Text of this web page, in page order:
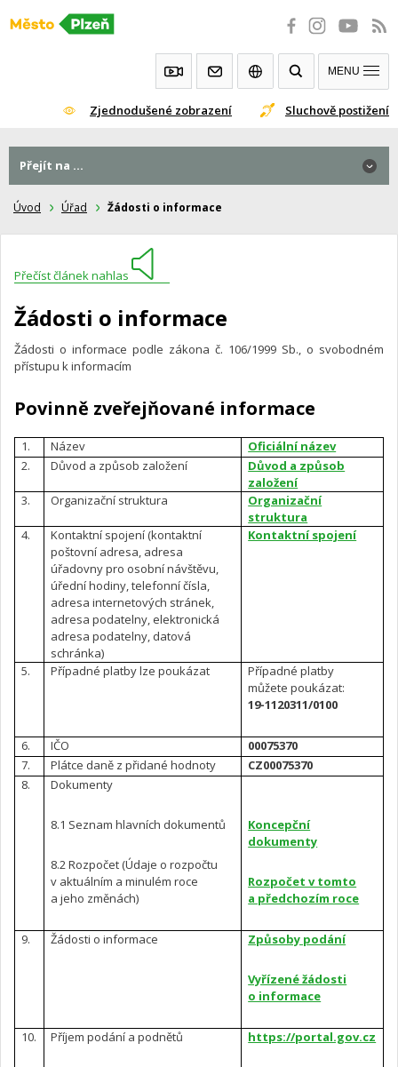
Přeskočit
Zjednodušené zobrazení Sluchově postižení
MENU
Úvod Úřad Žádosti o informace
Přečíst článek nahlas
Žádosti o informace
Žádosti o informace podle zákona č. 106/1999 Sb., o svobodném
přístupu k informacím
Povinně zveřejňované informace
1. Název
Oficiální název
2.
Důvod a způsob založení
Důvod a způsob
založení
3.
Organizační struktura
Organizační
struktura
4.
Kontaktní spojení (kontaktní
poštovní adresa, adresa
úřadovny pro osobní návštěvu,
úřední hodiny, telefonní čísla,
adresa internetových stránek,
adresa podatelny, elektronická
adresa podatelny, datová
schránka)
Kontaktní spojení
5. Případné platby lze poukázat
Případné platby
můžete poukázat:
19-1120311/0100
6. IČO
00075370
7.
Plátce daně z přidané hodnoty
CZ00075370
8.
Dokumenty
8.1 Seznam hlavních dokumentů
8.2 Rozpočet (Údaje o rozpočtu
v aktuálním a minulém roce
a jeho změnách)
Koncepční
dokumenty
Rozpočet v tomto
a předchozím roce
9. Žádosti o informace Způsoby podání
Vyřízené žádosti
o informace
10. Příjem podání a podnětů https://portal.gov.cz
Přejít na ...